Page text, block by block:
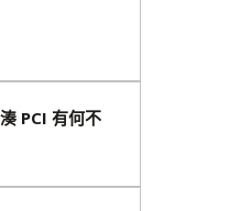
PCI 有何不